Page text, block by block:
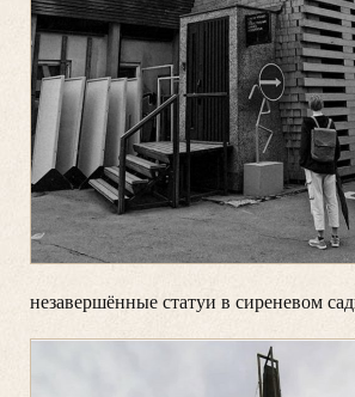
незавершённые статуи в сиреневом